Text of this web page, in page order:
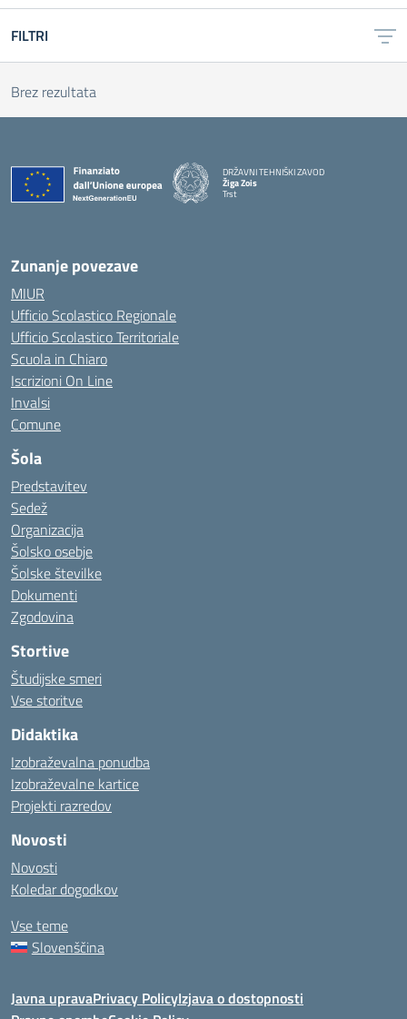
FILTRI
Brez rezultata
DRŽAVNI TEHNIŠKI ZAVOD
Žiga Zois
Trst
Zunanje povezave
MIUR
Ufficio Scolastico Regionale
Ufficio Scolastico Territoriale
Scuola in Chiaro
Iscrizioni On Line
Invalsi
Comune
Šola
Predstavitev
Sedež
Organizacija
Šolsko osebje
Šolske številke
Dokumenti
Zgodovina
Stortive
Študijske smeri
Vse storitve
Didaktika
Izobraževalna ponudba
Izobraževalne kartice
Projekti razredov
Novosti
Novosti
Koledar dogodkov
Vse teme
Slovenščina
Javna upravaPrivacy PolicyIzjava o dostopnosti